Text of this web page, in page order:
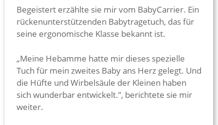
Begeistert erzählte sie mir vom BabyCarrier. Ein
rückenunterstützenden Babytragetuch, das für
seine ergonomische Klasse bekannt ist.
„Meine Hebamme hatte mir dieses spezielle
Tuch für mein zweites Baby ans Herz gelegt. Und
die Hüfte und Wirbelsäule der Kleinen haben
sich wunderbar entwickelt.”, berichtete sie mir
weiter.